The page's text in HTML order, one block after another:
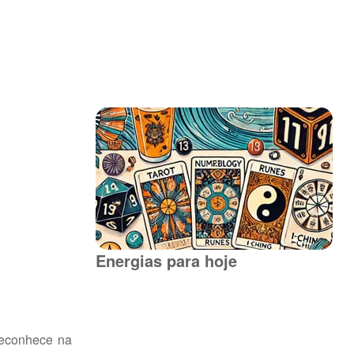
na
Energias para hoje